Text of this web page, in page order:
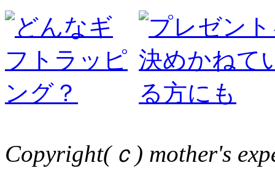
Copyright(ｃ) mother's